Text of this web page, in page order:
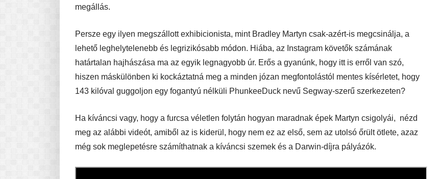
megállás.
Persze egy ilyen megszállott exhibicionista, mint Bradley Martyn csak-azért-is megcsinálja, a
lehető leghelytelenebb és legrizikósabb módon. Hiába, az Instagram követők számának
határtalan hajhászása ma az egyik legnagyobb úr. Erős a gyanúnk, hogy itt is erről van szó,
hiszen máskülönben ki kockáztatná meg a minden józan megfontolástól mentes kísérletet, hogy
143 kilóval guggoljon egy fogantyú nélküli PhunkeeDuck nevű Segway-szerű szerkezeten?
Ha kíváncsi vagy, hogy a furcsa véletlen folytán hogyan maradnak épek Martyn csigolyái, nézd
meg az alábbi videót, amiből az is kiderül, hogy nem ez az első, sem az utolsó őrült ötlete, azaz
még sok meglepetésre számíthatnak a kíváncsi szemek és a Darwin-díjra pályázók.